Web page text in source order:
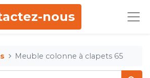
nous
Meuble colonne à clapets 65